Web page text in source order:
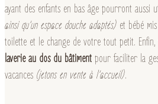
ayant des enfants en bas âge pourront aussi
ainsi qu’un espace douche adaptés) et bébé
toilette et le change de votre tout petit.
laverie au dos du bâtiment pour faciliter la
vacances (jetons en vente à l’accueil).